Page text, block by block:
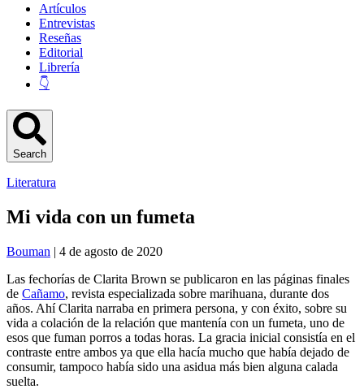
Artículos
Entrevistas
Reseñas
Editorial
Librería
👇
Search
Literatura
Mi vida con un fumeta
Bouman | 4 de agosto de 2020
Las fechorías de Clarita Brown se publicaron en las páginas finales
de Cañamo, revista especializada sobre marihuana, durante dos
años. Ahí Clarita narraba en primera persona, y con éxito, sobre su
vida a colación de la relación que mantenía con un fumeta, uno de
esos que fuman porros a todas horas. La gracia inicial consistía en el
contraste entre ambos ya que ella hacía mucho que había dejado de
consumir, tampoco había sido una asidua más bien alguna calada
suelta.